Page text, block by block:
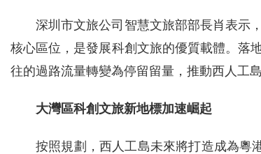
深圳市文旅公司智慧文旅部部長肖表示
核心區位，是發展科創文旅的優質載體。落
往的過路流量轉變為停留留量，推動西人工
大灣區科創文旅新地標加速崛起
按照規劃，西人工島未來將打造成為粵